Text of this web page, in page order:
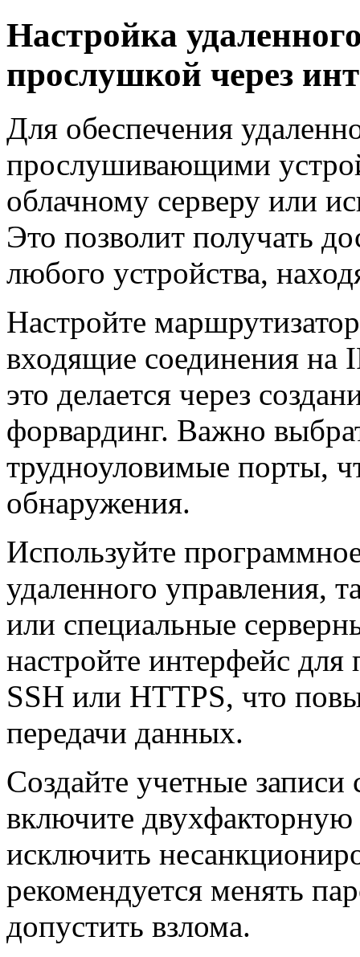
Настройка
прослушкой через
Для обеспечения
прослушивающими
облачному серверу или
Это позволит получать
любого устройства,
Настройте
входящие соединения на
это делается через
форвардинг. Важно
трудноуловимые порты,
обнаружения.
Используйте
удаленного управления,
или специальные
настройте интерфейс
SSH или HTTPS, что
передачи данных.
Создайте учетные
включите
исключить
рекомендуется менять
допустить взлома.